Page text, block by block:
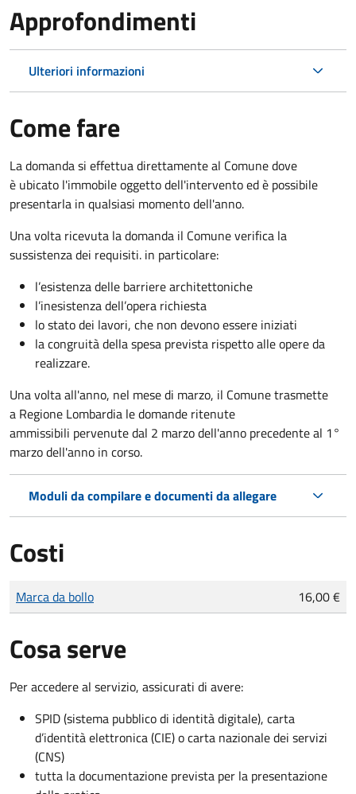
Approfondimenti
Ulteriori informazioni
Come fare
La domanda si effettua direttamente al Comune dove
è ubicato l'immobile oggetto dell'intervento ed è possibile
presentarla in qualsiasi momento dell'anno.
Una volta ricevuta la domanda il Comune verifica la
sussistenza dei requisiti. in particolare:
l’esistenza delle barriere architettoniche
l’inesistenza dell’opera richiesta
lo stato dei lavori, che non devono essere iniziati
la congruità della spesa prevista rispetto alle opere da
realizzare.
Una volta all'anno, nel mese di marzo, il Comune trasmette
a Regione Lombardia le domande ritenute
ammissibili pervenute dal 2 marzo dell'anno precedente al 1°
marzo dell'anno in corso.
Moduli da compilare e documenti da allegare
Costi
Tipo di pagamento
Importo
Marca da bollo 16,00 €
Cosa serve
Per accedere al servizio, assicurati di avere:
SPID (sistema pubblico di identità digitale), carta
d’identità elettronica (CIE) o carta nazionale dei servizi
(CNS)
tutta la documentazione prevista per la presentazione